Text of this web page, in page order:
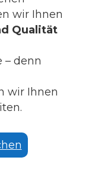
wir Ihnen
Qualität
– denn
wir Ihnen